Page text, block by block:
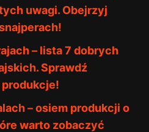
uwagi. Obejrzyj
– lista 7 dobrych
Sprawdź
– osiem produkcji o
warto zobaczyć